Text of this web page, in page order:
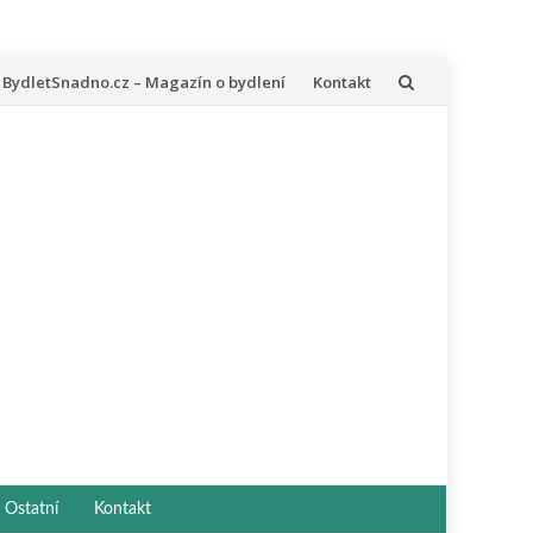
Přeskočit
BydletSnadno.cz – Magazín o bydlení Kontakt
Ostatní Kontakt